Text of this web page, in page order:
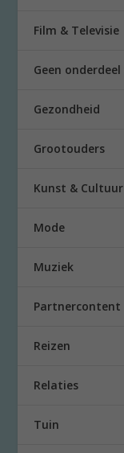
Film & Televisie
Geen
Gezondheid
Grootouders
Kunst & Cultuur
Mode
Muziek
Partnercontent
Reizen
Relaties
Tuin